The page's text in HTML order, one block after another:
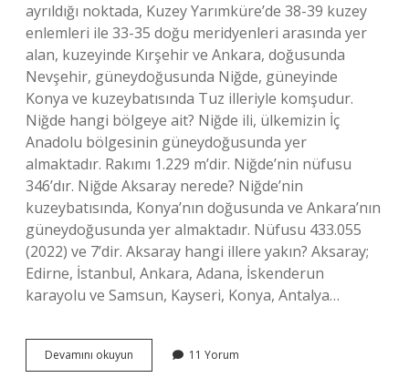
ayrıldığı noktada, Kuzey Yarımküre’de 38-39 kuzey
enlemleri ile 33-35 doğu meridyenleri arasında yer
alan, kuzeyinde Kırşehir ve Ankara, doğusunda
Nevşehir, güneydoğusunda Niğde, güneyinde
Konya ve kuzeybatısında Tuz illeriyle komşudur.
Niğde hangi bölgeye ait? Niğde ili, ülkemizin İç
Anadolu bölgesinin güneydoğusunda yer
almaktadır. Rakımı 1.229 m’dir. Niğde’nin nüfusu
346’dır. Niğde Aksaray nerede? Niğde’nin
kuzeybatısında, Konya’nın doğusunda ve Ankara’nın
güneydoğusunda yer almaktadır. Nüfusu 433.055
(2022) ve 7’dir. Aksaray hangi illere yakın? Aksaray;
Edirne, İstanbul, Ankara, Adana, İskenderun
karayolu ve Samsun, Kayseri, Konya, Antalya…
Devamını okuyun
Ve
11 Yorum